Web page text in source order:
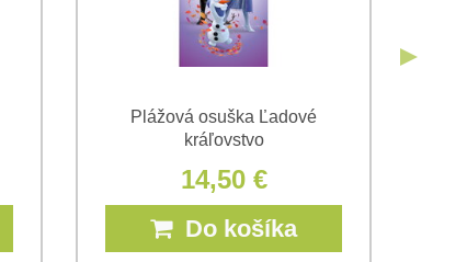
Plážová osuška Ľadové
kráľovstvo
14,50 €
Do košíka